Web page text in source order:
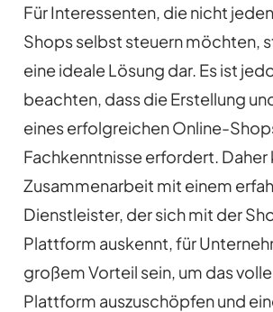
Für Interessenten, die nicht
Shops selbst steuern möchten,
eine ideale Lösung dar. Es ist
beachten, dass die Erstellung
eines erfolgreichen Online-
Fachkenntnisse erfordert. Daher
Zusammenarbeit mit einem
Dienstleister, der sich mit der
Plattform auskennt, für
großem Vorteil sein, um das
Plattform auszuschöpfen und